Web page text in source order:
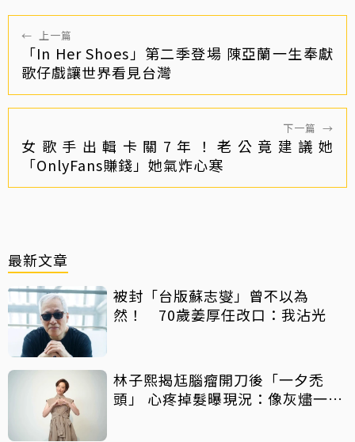
← 上一篇
「In Her Shoes」第二季登場 陳亞蘭一生奉獻
歌仔戲讓世界看見台灣
下一篇 →
女歌手出輯卡關7年！老公竟建議她
「OnlyFans賺錢」她氣炸心寒
最新文章
被封「台版蘇志燮」曾不以為
然！ 70歲姜厚任改口：我沾光
林子熙揭尪腦瘤開刀後「一夕禿
頭」 心疼掉髮曝現況：像灰燼一直